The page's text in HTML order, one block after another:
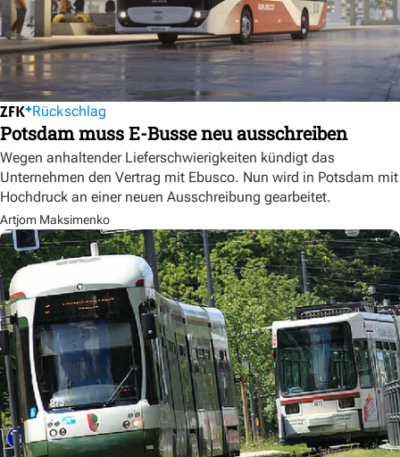
Rückschlag
Potsdam muss E-Busse neu ausschreiben
Wegen anhaltender Lieferschwierigkeiten kündigt das
Unternehmen den Vertrag mit Ebusco. Nun wird in Potsdam mit
Hochdruck an einer neuen Ausschreibung gearbeitet.
Artjom Maksimenko